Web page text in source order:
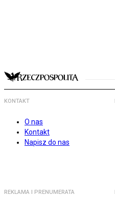
KONTAKT
O nas
Kontakt
Napisz do nas
REKLAMA I PRENUMERATA